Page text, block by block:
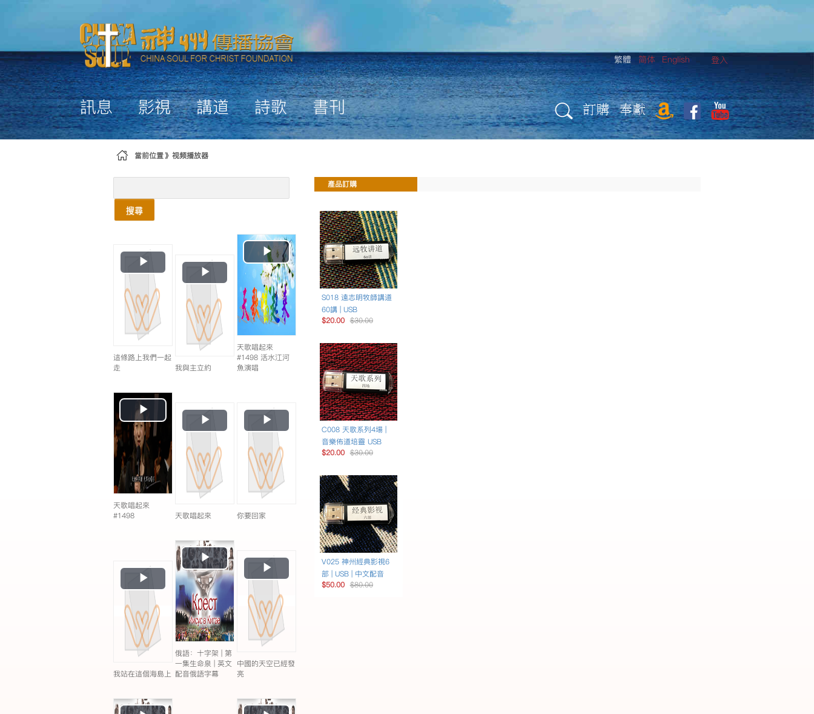
登入
繁體 简体 English
訊息 影視 講道 詩歌 書刊 訂購 奉獻
當前位置 视频播放器
搜尋
Play
Video
這條路上我們一起
走
Play
Video
我與主立約
Play
Video
天歌唱起來
#1498 活水江河
魚演唱
Play
Video
天歌唱起來
#1498
Play
Video
天歌唱起來
Play
Video
你要回家
Play
Video
我站在這個海島上
Play
Video
俄語：十字架 | 第
一集生命泉 | 英文
配音俄語字幕
Play
Video
中國的天空已經發
亮
產品訂購
S018 遠志明牧師講道
60講 | USB
$20.00 $30.00
C008 天歌系列4場 |
音樂佈道培靈 USB
$20.00 $30.00
V025 神州經典影視6
部 | USB | 中文配音
$50.00 $80.00